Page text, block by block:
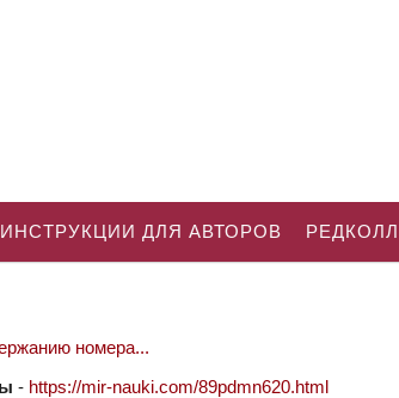
ИНСТРУКЦИИ ДЛЯ АВТОРОВ
номера...
- https://mir-nauki.com/89pdmn620.html